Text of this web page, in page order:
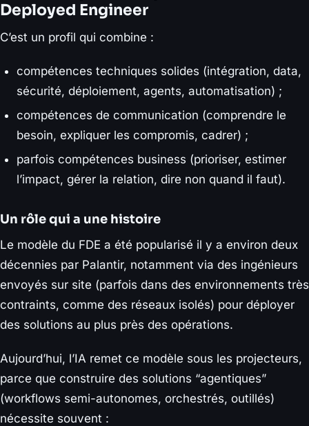
Deployed Engineer
C’est un profil qui combine :
compétences techniques solides (intégration, data,
sécurité, déploiement, agents, automatisation) ;
compétences de communication (comprendre le
besoin, expliquer les compromis, cadrer) ;
parfois compétences business (prioriser, estimer
l’impact, gérer la relation, dire non quand il faut).
Un rôle qui a une histoire
Le modèle du FDE a été popularisé il y a environ deux
décennies par Palantir, notamment via des ingénieurs
envoyés sur site (parfois dans des environnements très
contraints, comme des réseaux isolés) pour déployer
des solutions au plus près des opérations.
Aujourd’hui, l’IA remet ce modèle sous les projecteurs,
parce que construire des solutions “agentiques”
(workflows semi-autonomes, orchestrés, outillés)
nécessite souvent :